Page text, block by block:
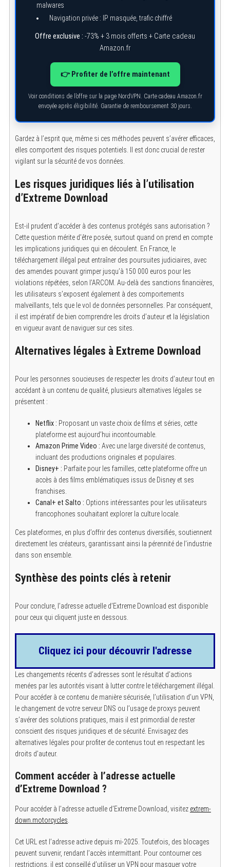
malwares
Navigation privée : IP masquée, trafic chiffré
Offre exclusive : -73% + 3 mois offerts + Carte cadeau
Amazon.fr
👉 Profiter de l’offre maintenant
Voir conditions de l’offre sur la page NordVPN. Carte cadeau Amazon.fr
envoyée après éligibilité. Garantie de remboursement 30 jours.
Gardez à l’esprit que, même si ces méthodes peuvent s’avérer efficaces,
elles comportent des risques potentiels. Il est donc crucial de rester
vigilant sur la sécurité de vos données.
Les risques juridiques liés à l’utilisation
d’Extreme Download
Est-il prudent d’accéder à des contenus protégés sans autorisation ?
Cette question mérite d’être posée, surtout quand on prend en compte
les implications juridiques qui en découlent. En France, le
téléchargement illégal peut entraîner des poursuites judiciaires, avec
des amendes pouvant grimper jusqu’à 150 000 euros pour les
violations répétées, selon l’ARCOM. Au-delà des sanctions financières,
les utilisateurs s’exposent également à des comportements
malveillants, tels que le vol de données personnelles. Par conséquent,
il est impératif de bien comprendre les droits d’auteur et la législation
en vigueur avant de naviguer sur ces sites.
Alternatives légales à Extreme Download
Pour les personnes soucieuses de respecter les droits d’auteur tout en
accédant à un contenu de qualité, plusieurs alternatives légales se
présentent :
Netflix : Proposant un vaste choix de films et séries, cette
plateforme est aujourd’hui incontournable.
Amazon Prime Video : Avec une large diversité de contenus,
incluant des productions originales et populaires.
Disney+ : Parfaite pour les familles, cette plateforme offre un
accès à des films emblématiques issus de Disney et ses
franchises.
Canal+ et Salto : Options intéressantes pour les utilisateurs
francophones souhaitant explorer la culture locale.
Ces plateformes, en plus d’offrir des contenus diversifiés, soutiennent
directement les créateurs, garantissant ainsi la pérennité de l’industrie
dans son ensemble.
Synthèse des points clés à retenir
Pour conclure, l’adresse actuelle d’Extreme Download est disponible
pour ceux qui cliquent juste en dessous.
Cliquez ici pour découvrir l'adresse
Les changements récents d’adresses sont le résultat d’actions
menées par les autorités visant à lutter contre le téléchargement illégal.
Pour accéder à ce contenu de manière sécurisée, l’utilisation d’un VPN,
le changement de votre serveur DNS ou l’usage de proxys peuvent
s’avérer des solutions pratiques, mais il est primordial de rester
conscient des risques juridiques et de sécurité. Envisagez des
alternatives légales pour profiter de contenus tout en respectant les
droits d’auteur.
Comment accéder à l’adresse actuelle
d’Extreme Download ?
Pour accéder à l’adresse actuelle d’Extreme Download, visitez extrem-
down.motorcycles
Cet URL est l’adresse active depuis mi-2025. Toutefois, des blocages
peuvent survenir, rendant l’accès intermittant. Pour contourner ces
restrictions, il est conseillé d’utiliser un VPN pour masquer votre
f
o
: